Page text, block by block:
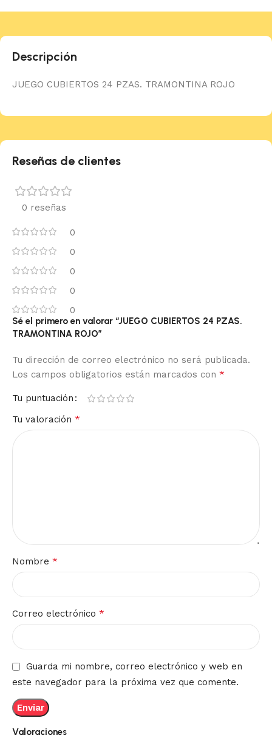
Descripción
JUEGO CUBIERTOS 24 PZAS. TRAMONTINA ROJO
Reseñas de clientes
0 reseñas
0
0
0
0
0
Valoraciones
Sé el primero en valorar “JUEGO CUBIERTOS 24 PZAS.
TRAMONTINA ROJO”
Tu dirección de correo electrónico no será publicada.
Los campos obligatorios están marcados con *
Tu puntuación
Tu valoración *
Nombre *
Correo electrónico *
Guarda mi nombre, correo electrónico y web en
este navegador para la próxima vez que comente.